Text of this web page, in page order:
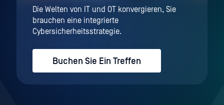
Die Welten von IT und OT konvergieren, Sie
brauchen eine integrierte
Cybersicherheitsstrategie.
Buchen Sie Ein Treffen